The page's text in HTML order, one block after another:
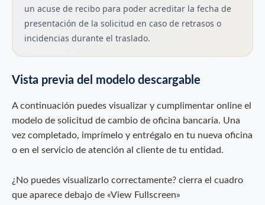
un acuse de recibo para poder acreditar la fecha de
presentación de la solicitud en caso de retrasos o
incidencias durante el traslado.
Vista previa del modelo descargable
A continuación puedes visualizar y cumplimentar online el
modelo de solicitud de cambio de oficina bancaria. Una
vez completado, imprímelo y entrégalo en tu nueva oficina
o en el servicio de atención al cliente de tu entidad.
¿No puedes visualizarlo correctamente? cierra el cuadro
que aparece debajo de «View Fullscreen»